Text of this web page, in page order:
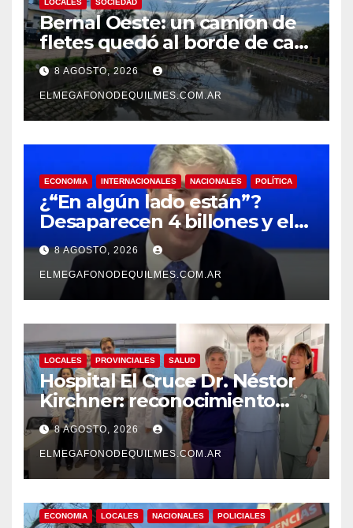
LOCALES SOCIEDAD
Bernal Oeste: un camión de
fletes quedó al borde de caer
al arroyo Las Piedras
8 AGOSTO, 2026
ELMEGAFONODEQUILMES.COM.AR
ECONOMIA INTERNACIONALES NACIONALES POLÍTICA
¿“En algún lado están”?
Desaparecen 4 billones y el
presidente del BCRA
responde con una risita
8 AGOSTO, 2026
ELMEGAFONODEQUILMES.COM.AR
LOCALES PROVINCIALES SALUD
Hospital El Cruce Dr. Néstor
Kirchner: reconocimiento
internacional a la calidad de
su atención
8 AGOSTO, 2026
ELMEGAFONODEQUILMES.COM.AR
ECONOMIA LOCALES NACIONALES POLICIALES